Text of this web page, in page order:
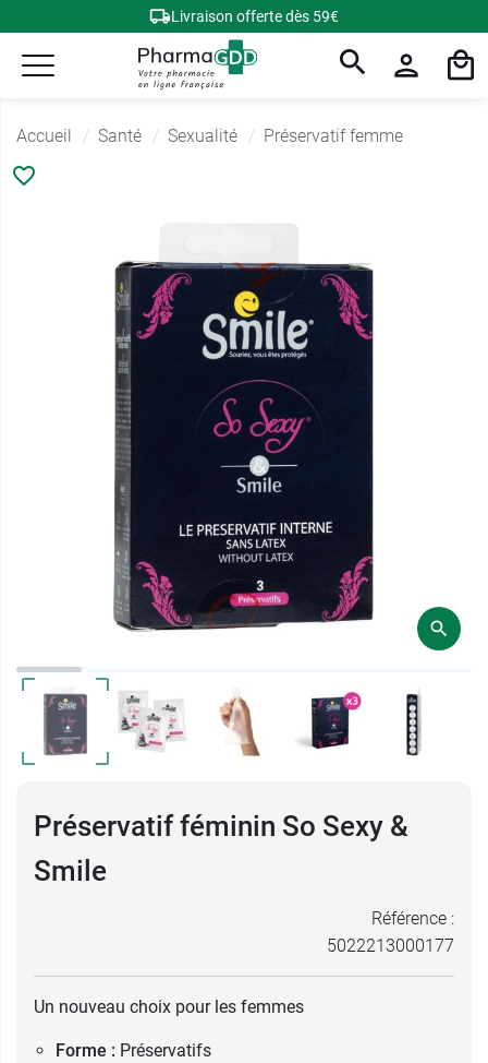
Livraison offerte dès 59€
Accueil Santé Sexualité Préservatif femme
Préservatif féminin So Sexy &
Smile
Référence :
5022213000177
Un nouveau choix pour les femmes
Forme : Préservatifs